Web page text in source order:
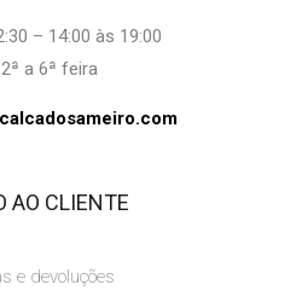
– 14:00 às 19:00
a 6ª feira
AO CLIENTE
e devoluções